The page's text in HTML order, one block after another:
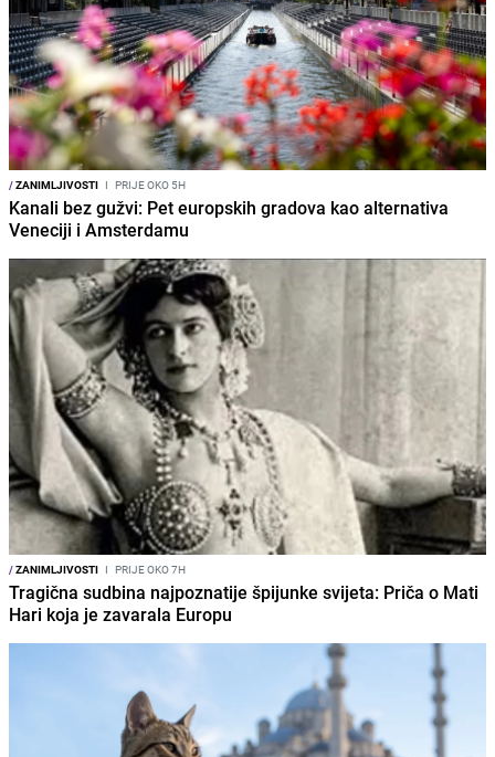
/ZANIMLJIVOSTI I PRIJE OKO 5H
Kanali bez gužvi: Pet europskih gradova kao alternativa
Veneciji i Amsterdamu
/ZANIMLJIVOSTI I PRIJE OKO 7H
Tragična sudbina najpoznatije špijunke svijeta: Priča o Mati
Hari koja je zavarala Europu